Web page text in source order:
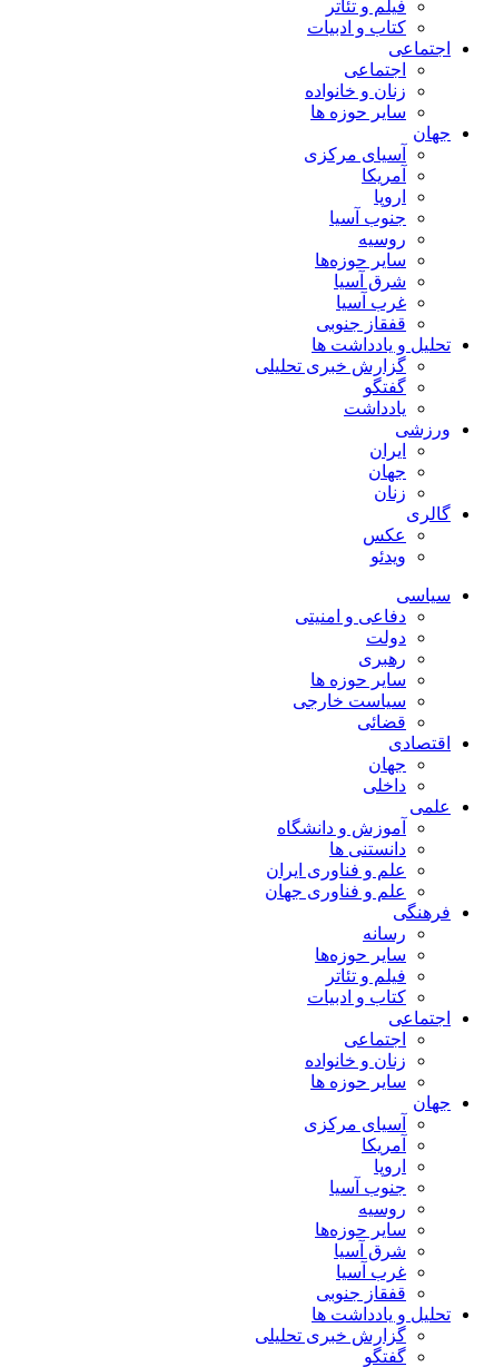
فیلم و تئاتر
کتاب و ادبیات
اجتماعی
اجتماعی
زنان و خانواده
سایر حوزه ها
جهان
آسیای مرکزی
آمریکا
اروپا
جنوب آسیا
روسیه
سایر حوزه‌ها
شرق آسیا
غرب آسیا
قفقاز جنوبی
تحلیل و یادداشت ها
گزارش خبری تحلیلی
گفتگو
یادداشت
ورزشی
ایران
جهان
زنان
گالری
عکس
ویدئو
سیاسی
دفاعی و امنیتی
دولت
رهبری
سایر حوزه ها
سیاست خارجی
قضائی
اقتصادی
جهان
داخلی
علمی
آموزش و دانشگاه
دانستنی ها
علم و فناوری ایران
علم و فناوری جهان
فرهنگی
رسانه
سایر حوزه‌ها
فیلم و تئاتر
کتاب و ادبیات
اجتماعی
اجتماعی
زنان و خانواده
سایر حوزه ها
جهان
آسیای مرکزی
آمریکا
اروپا
جنوب آسیا
روسیه
سایر حوزه‌ها
شرق آسیا
غرب آسیا
قفقاز جنوبی
تحلیل و یادداشت ها
گزارش خبری تحلیلی
گفتگو